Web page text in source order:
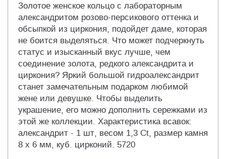
Золотое женское кольцо с лабораторным
александритом розово-персикового оттенка и
обсыпкой из циркония, подойдет даме, которая
не боится выделяться. Что может подчеркнуть
статус и изысканный вкус лучше, чем
соединение золота, редкого александрита и
циркония? Яркий большой гидроалександрит
станет замечательным подарком любимой
жене или девушке. Чтобы выделить
украшение, его можно дополнить сережками из
этой же коллекции. Характеристика всавок:
александрит - 1 шт, весом 1,3 Ct, размер камня
8 х 6 мм, куб. цирконий. 5720